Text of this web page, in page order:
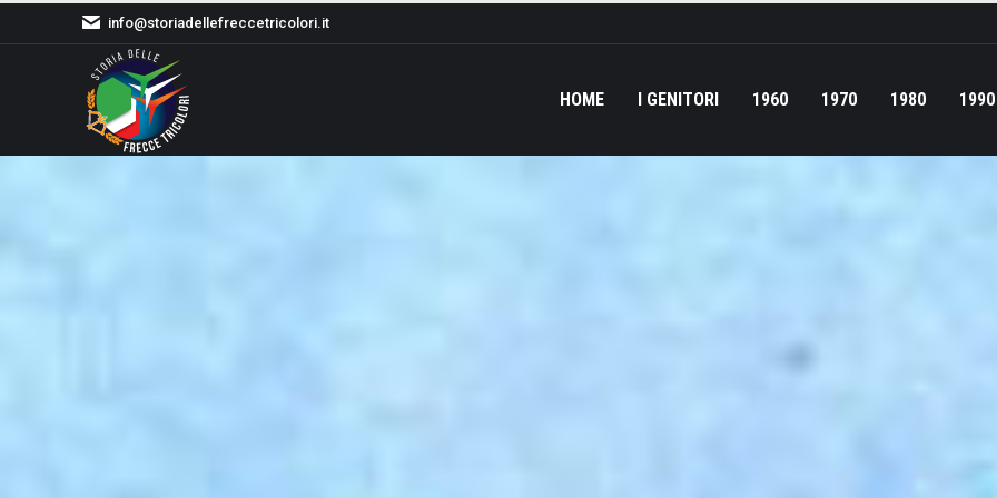
info@storiadellefreccetricolori.it
HOME I GENITORI 1960 1970 1980 1990